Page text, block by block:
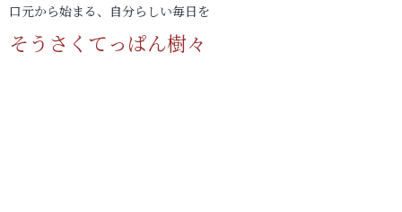
口元から始まる、自分らしい毎日を
そうさくてっぱん樹々